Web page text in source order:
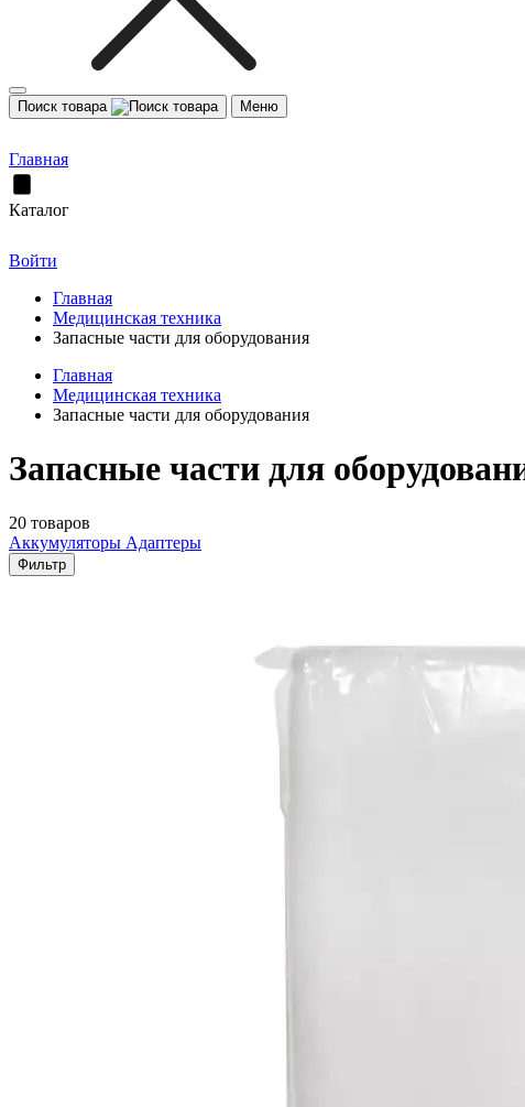
Поиск товара Меню
Главная
Каталог
Войти
Главная
Медицинская техника
Запасные части для оборудования
Главная
Медицинская техника
Запасные части для оборудования
Запасные части для
20 товаров
Аккумуляторы Адаптеры
Фильтр